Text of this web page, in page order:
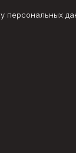
персональных